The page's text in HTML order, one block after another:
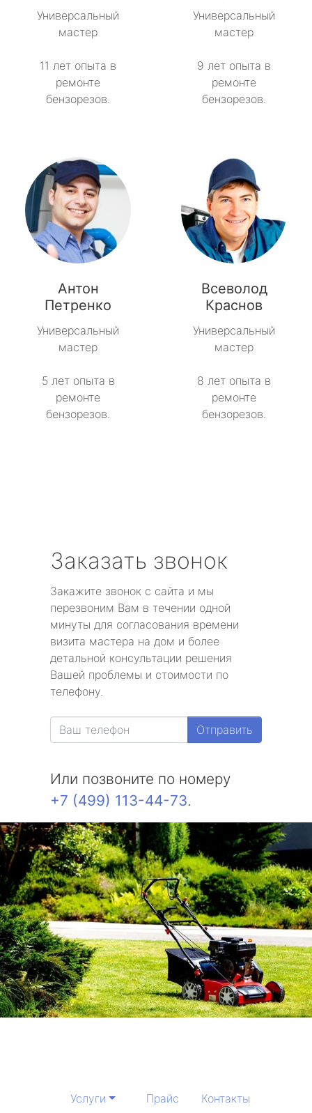
Универсальный
мастер
11 лет опыта в
ремонте
бензорезов.
Универсальный
мастер
9 лет опыта в
ремонте
бензорезов.
Антон
Петренко
Универсальный
мастер
5 лет опыта в
ремонте
бензорезов.
Всеволод
Краснов
Универсальный
мастер
8 лет опыта в
ремонте
бензорезов.
Заказать звонок
Закажите звонок с сайта и мы
перезвоним Вам в течении одной
минуты для согласования времени
визита мастера на дом и более
детальной консультации решения
Вашей проблемы и стоимости по
телефону.
Отправить
Или позвоните по номеру
+7 (499) 113-44-73.
Услуги Прайс Контакты